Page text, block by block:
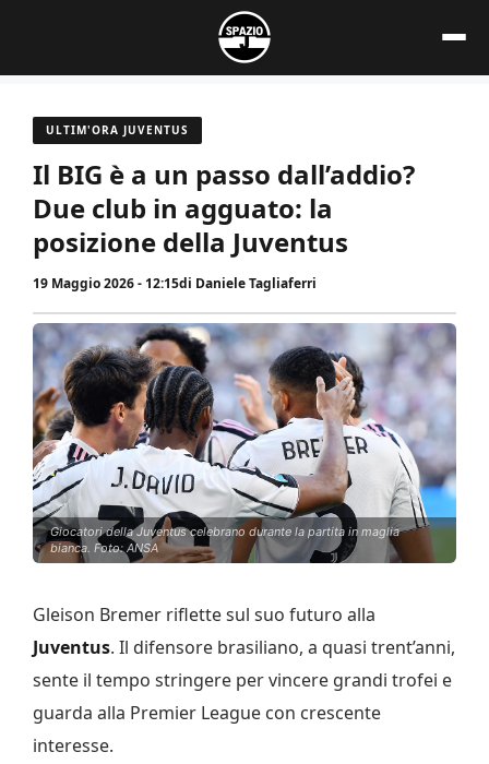
contenuto
ULTIM'ORA JUVENTUS
Il BIG è a un passo dall’addio?
Due club in agguato: la
posizione della Juventus
19 Maggio 2026 - 12:15di Daniele Tagliaferri
Giocatori della Juventus celebrano durante la partita in maglia
bianca. Foto: ANSA
Gleison Bremer riflette sul suo futuro alla
Juventus. Il difensore brasiliano, a quasi trent’anni,
sente il tempo stringere per vincere grandi trofei e
guarda alla Premier League con crescente
interesse.